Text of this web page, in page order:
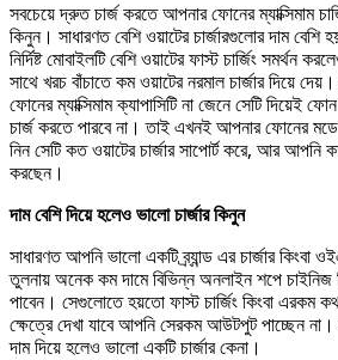
সবচেয়ে দ্রুত চার্জ করতে আপনার ফোনের ম্যাক্সিমাম
কিনুন। সাধারণত বেশি ওয়াটের চার্জারগুলোর দাম
নির্দিষ্ট মোবাইলটি বেশি ওয়াটের ফাস্ট চার্জিং সমর্থন
সাথে খরচ বাঁচাতে কম ওয়াটের নরমাল চার্জার দিয়ে
ফোনের ম্যাক্সিমাম ক্যাপাসিটি না জেনে সেটি দিয়েই
চার্জ করতে পারবে না। তাই এখনই আপনার ফোনের মডেল
নিন সেটি কত ওয়াটের চার্জার সাপোর্ট করে, আর আপনি
করছেন।
দাম বেশি দিয়ে হলেও ভালো চার্জার কিনুন
সাধারণত আপনি ভালো একটি ব্র্যান্ড এর চার্জার কিংবা
তুলনায় অনেক কম দামে বিভিন্ন অনলাইন শপে চাইনিজ
পাবেন। সেগুলোতে হয়তো ফাস্ট চার্জিং কিংবা এরকম
ক্ষেত্রে দেখা যাবে আপনি সেরকম আউটপুট পাচ্ছেন
দাম দিয়ে হলেও ভালো একটি চার্জার কেনা।